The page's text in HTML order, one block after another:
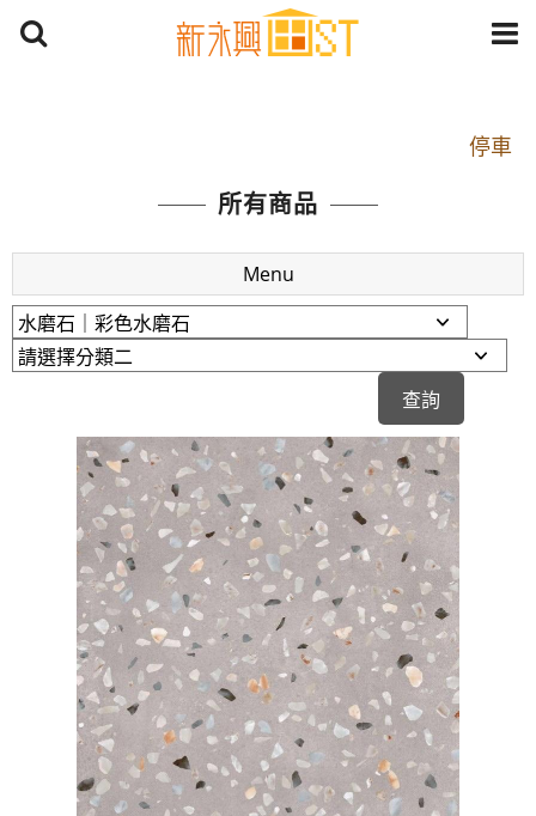
停車
捷運： 中和線【頂溪站 2 號出口】往中山路1段139
原Line已滿 無法加Line好友 請親愛的客戶加入
LINE官方帳號@a0975005573
開車：中山路1段 到永平路路口(樂華夜市口)門口可
停車
捷運： 中和線【頂溪站 2 號出口】往中山路1段139
號約10分鐘
原Line已滿 無法加Line好友 請親愛的客戶加入
LINE官方帳號@a0975005573
所有商品
Menu